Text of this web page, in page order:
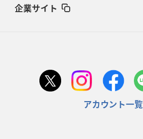
企業サイト
アカウント一覧